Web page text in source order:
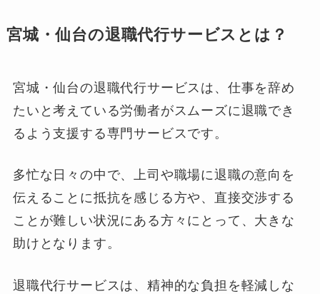
宮城・仙台の退職代行サービスとは？
宮城・仙台の退職代行サービスは、仕事を辞め
たいと考えている労働者がスムーズに退職でき
るよう支援する専門サービスです。
多忙な日々の中で、上司や職場に退職の意向を
伝えることに抵抗を感じる方や、直接交渉する
ことが難しい状況にある方々にとって、大きな
助けとなります。
退職代行サービスは、精神的な負担を軽減しな